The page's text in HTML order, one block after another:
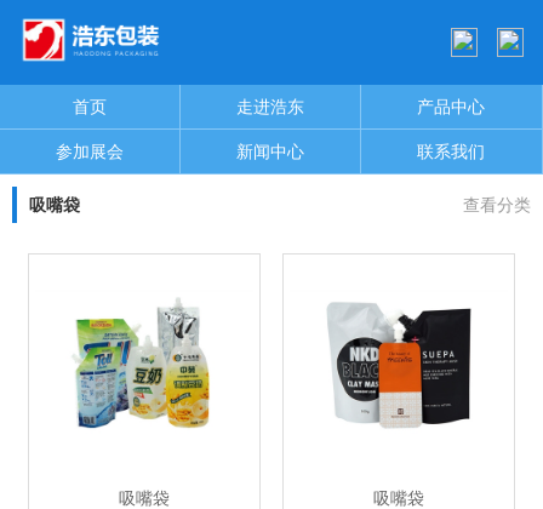
首页 走进浩东 产品中心
参加展会 新闻中心 联系我们
吸嘴袋 查看分类
吸嘴袋 吸嘴袋